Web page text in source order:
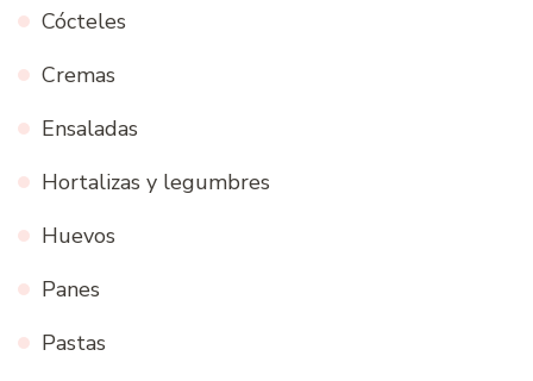
Cócteles
Cremas
Ensaladas
Hortalizas y legumbres
Huevos
Panes
Pastas